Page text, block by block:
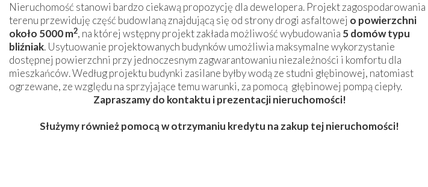
Nieruchomość stanowi bardzo ciekawą propozycję dla dewelopera. Projekt zagospodarowania
terenu przewiduję część budowlaną znajdującą się od strony drogi asfaltowej o powierzchni
około 5000 m2, na której wstępny projekt zakłada możliwość wybudowania 5 domów typu
bliźniak. Usytuowanie projektowanych budynków umożliwia maksymalne wykorzystanie
dostępnej powierzchni przy jednoczesnym zagwarantowaniu niezależności i komfortu dla
mieszkańców. Według projektu budynki zasilane byłby wodą ze studni głębinowej, natomiast
ogrzewane, ze względu na sprzyjające temu warunki, za pomocą głębinowej pompą ciepły.
Zapraszamy do kontaktu i prezentacji nieruchomości!
Służymy również pomocą w otrzymaniu kredytu na zakup tej nieruchomości!